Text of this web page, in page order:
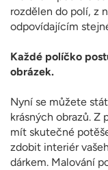
rozdělen do polí, z
odpovídajícím
Každé políčko
obrázek.
Nyní se můžete
krásných obrazů. Z
mít skutečné
zdobit interiér
dárkem. Malování